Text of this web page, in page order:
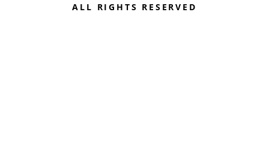
ALL RIGHTS RESERVED